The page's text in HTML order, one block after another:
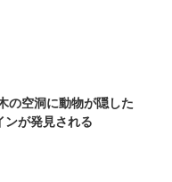
の空洞に動物が隠した
ンが発見される